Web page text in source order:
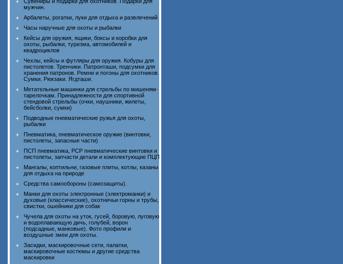
мужчин.
Арбалеты, рогатки, луки для отдыха и развлечений
Часы наручные для охоты и рыбалки
Кейсы для оружия, ящики, боксы и коробки для
охоты, рыбалки, туризма, автомобилей и
квадроциклов
Чехлы, кейсы и футляры для оружия. Кобуры для
пистолетов. Тренчики. Патронташи, подсумки для
хранения патронов. Ремни и погоны для охотников.
Сумки. Рюкзаки. Ягдташи.
Метательные машинки для стрельбы по мишеням-
тарелочкам. Принадлежности для спортивной
стендовой стрельбы (очки, наушники, жилеты,
бейсболки, сумки)
Подводные пневматические ружья для охоты,
рыбалки
Пневматика, пневматическое оружие (винтовки,
пистолеты, запасные части)
ПСП пневматика, PCP пневматические винтовки и
пистолеты, запчасти детали и комплектующие ПЦП
Мангалы, коптильни, газовые плиты, котлы, казаны
для отдыха на природе
Средства самообороны (самозащиты).
Манки для охоты электронные (электроманки) и
духовые (классические), охотничьи горны и трубы,
свистки, ошейники для собак
Чучела для охоты на уток, гусей, боровую, луговую
и водоплавающую дичь, голубей, ворон
(подсадные, манковые). Фото профили и
воздушные змеи для охоты.
Засидки, маскировочные сети, палатки,
маскировочные костюмы и другие средства
маскировки